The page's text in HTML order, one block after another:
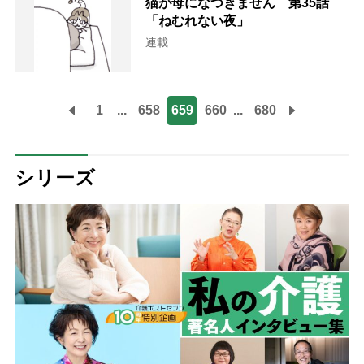
「ねむれない夜」
連載
1 ... 658 659 660 ... 680
シリーズ